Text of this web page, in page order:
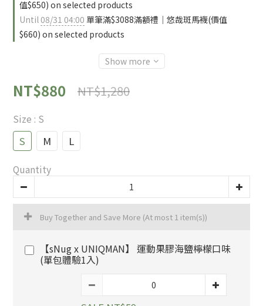
值$650) on selected products
Until08/31 04:00 單筆滿$3088滿額禮｜悠哉斑馬襪(價值
$660) on selected products
Show more
NT$880 NT$1,280
Size : S
S M L
Quantity
Buy Together and Save More (At most 1 item(s))
【sNug x UNIQMAN】 運動果膠海鹽檸檬口味
(單包體驗1入)